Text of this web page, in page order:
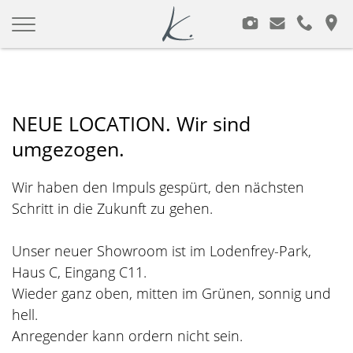
Zum
Modeagentur Kimpfler
NEUE LOCATION. Wir sind
umgezogen.
Wir haben den Impuls gespürt, den nächsten
Schritt in die Zukunft zu gehen.
Unser neuer Showroom ist im Lodenfrey-Park,
Haus C, Eingang C11.
Wieder ganz oben, mitten im Grünen, sonnig und
hell.
Anregender kann ordern nicht sein.